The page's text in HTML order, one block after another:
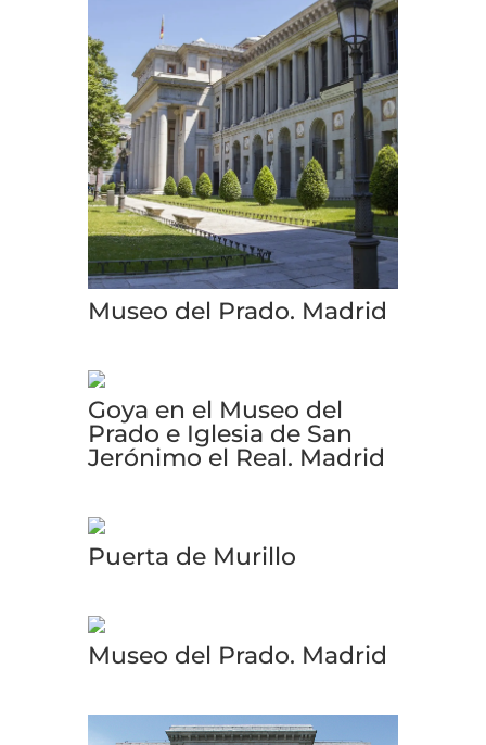
Museo del Prado. Madrid
Goya en el Museo del
Prado e Iglesia de San
Jerónimo el Real. Madrid
Puerta de Murillo
Museo del Prado. Madrid